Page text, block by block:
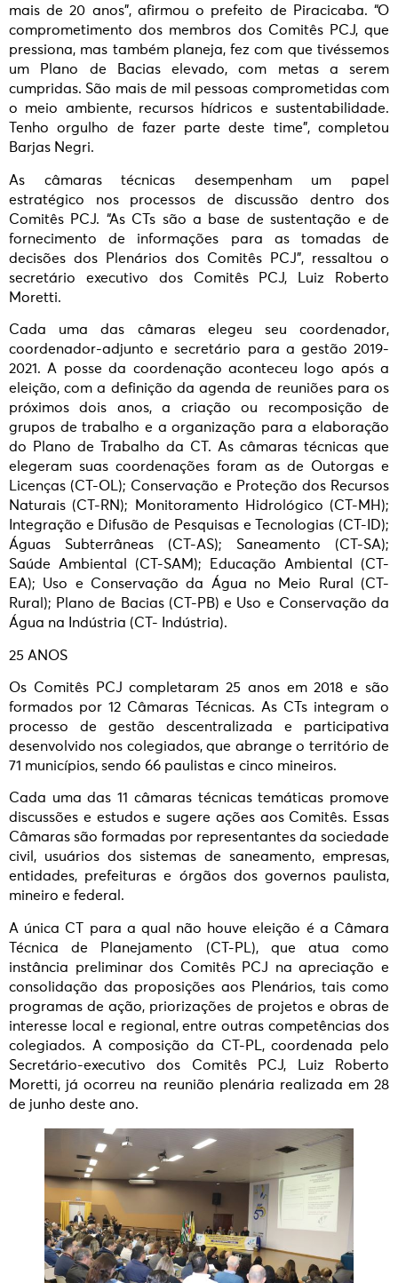
mais de 20 anos”, afirmou o prefeito de Piracicaba. “O
comprometimento dos membros dos Comitês PCJ, que
pressiona, mas também planeja, fez com que tivéssemos
um Plano de Bacias elevado, com metas a serem
cumpridas. São mais de mil pessoas comprometidas com
o meio ambiente, recursos hídricos e sustentabilidade.
Tenho orgulho de fazer parte deste time”, completou
Barjas Negri.
As câmaras técnicas desempenham um papel
estratégico nos processos de discussão dentro dos
Comitês PCJ. “As CTs são a base de sustentação e de
fornecimento de informações para as tomadas de
decisões dos Plenários dos Comitês PCJ”, ressaltou o
secretário executivo dos Comitês PCJ, Luiz Roberto
Moretti.
Cada uma das câmaras elegeu seu coordenador,
coordenador-adjunto e secretário para a gestão 2019-
2021. A posse da coordenação aconteceu logo após a
eleição, com a definição da agenda de reuniões para os
próximos dois anos, a criação ou recomposição de
grupos de trabalho e a organização para a elaboração
do Plano de Trabalho da CT. As câmaras técnicas que
elegeram suas coordenações foram as de Outorgas e
Licenças (CT-OL); Conservação e Proteção dos Recursos
Naturais (CT-RN); Monitoramento Hidrológico (CT-MH);
Integração e Difusão de Pesquisas e Tecnologias (CT-ID);
Águas Subterrâneas (CT-AS); Saneamento (CT-SA);
Saúde Ambiental (CT-SAM); Educação Ambiental (CT-
EA); Uso e Conservação da Água no Meio Rural (CT-
Rural); Plano de Bacias (CT-PB) e Uso e Conservação da
Água na Indústria (CT- Indústria).
25 ANOS
Os Comitês PCJ completaram 25 anos em 2018 e são
formados por 12 Câmaras Técnicas. As CTs integram o
processo de gestão descentralizada e participativa
desenvolvido nos colegiados, que abrange o território de
71 municípios, sendo 66 paulistas e cinco mineiros.
Cada uma das 11 câmaras técnicas temáticas promove
discussões e estudos e sugere ações aos Comitês. Essas
Câmaras são formadas por representantes da sociedade
civil, usuários dos sistemas de saneamento, empresas,
entidades, prefeituras e órgãos dos governos paulista,
mineiro e federal.
A única CT para a qual não houve eleição é a Câmara
Técnica de Planejamento (CT-PL), que atua como
instância preliminar dos Comitês PCJ na apreciação e
consolidação das proposições aos Plenários, tais como
programas de ação, priorizações de projetos e obras de
interesse local e regional, entre outras competências dos
colegiados. A composição da CT-PL, coordenada pelo
Secretário-executivo dos Comitês PCJ, Luiz Roberto
Moretti, já ocorreu na reunião plenária realizada em 28
de junho deste ano.